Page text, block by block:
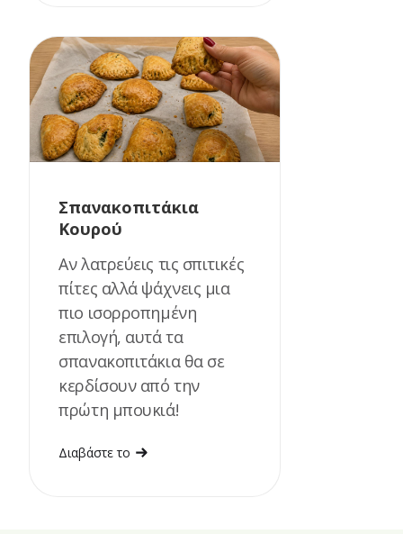
Σπανακοπιτάκια
Κουρού
Αν λατρεύεις τις σπιτικές
πίτες αλλά ψάχνεις μια
πιο ισορροπημένη
επιλογή, αυτά τα
σπανακοπιτάκια θα σε
κερδίσουν από την
πρώτη μπουκιά!
Διαβάστε το